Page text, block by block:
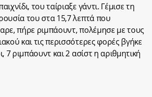
του ταίριαξε γάντι. Γέμισε τη
του στα 15,7 λεπτά που
πήρε ριμπάουντ, πολέμησε με τους
και τις περισσότερες φορές βγήκε
7 ριμπάουντ και 2 ασίστ η αριθμητική